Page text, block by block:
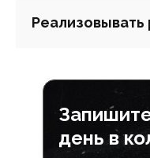
день в